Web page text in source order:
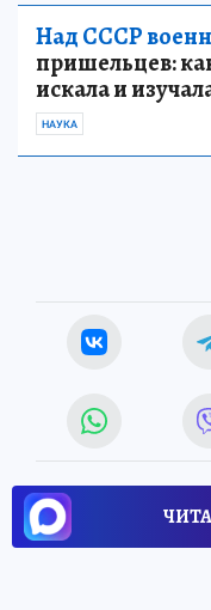
Над СССР
пришельцев:
искала и
НАУКА